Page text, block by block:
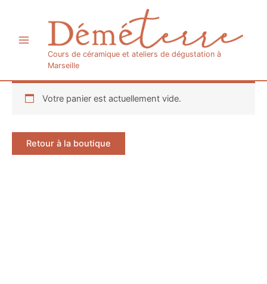
contenuMenu
Cours de céramique et ateliers de dégustation à
Marseille
Votre panier est actuellement vide.
Retour à la boutique